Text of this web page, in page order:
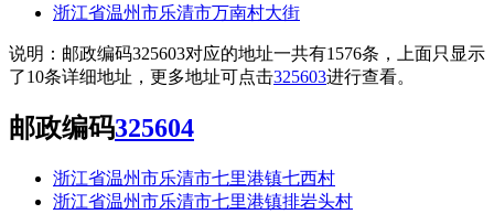
浙江省温州市乐清市万南村大街
说明：邮政编码325603对应的地址一共有1576条，上面只显示
了10条详细地址，更多地址可点击325603进行查看。
邮政编码325604
浙江省温州市乐清市七里港镇七西村
浙江省温州市乐清市七里港镇排岩头村